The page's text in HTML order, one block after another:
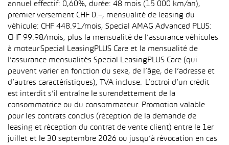
annuel effectif: 0,60%, durée: 48 mois (15 000 km/an),
premier versement CHF 0.–, mensualité de leasing du
véhicule: CHF 448.91/mois, Special AMAG Advanced PLUS:
CHF 99.98/mois, plus la mensualité de l’assurance véhicules
à moteur Special LeasingPLUS Care et la mensualité de
l’assurance mensualités Special LeasingPLUS Care (qui
peuvent varier en fonction du sexe, de l’âge, de l’adresse et
d’autres caractéristiques), TVA incluse. L’octroi d’un crédit
est interdit s’il entraîne le surendettement de la
consommatrice ou du consommateur. Promotion valable
pour les contrats conclus (réception de la demande de
leasing et réception du contrat de vente client) entre le 1er
juillet et le 30 septembre 2026 ou jusqu’à révocation en cas